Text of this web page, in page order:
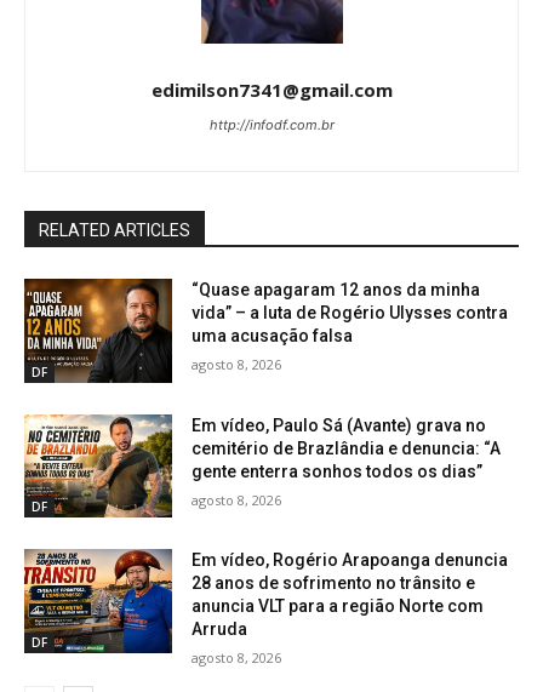
edimilson7341@gmail.com
http://infodf.com.br
RELATED ARTICLES
DF
“Quase apagaram 12 anos da minha
vida” – a luta de Rogério Ulysses contra
uma acusação falsa
agosto 8, 2026
DF
Em vídeo, Paulo Sá (Avante) grava no
cemitério de Brazlândia e denuncia: “A
gente enterra sonhos todos os dias”
agosto 8, 2026
DF
Em vídeo, Rogério Arapoanga denuncia
28 anos de sofrimento no trânsito e
anuncia VLT para a região Norte com
Arruda
agosto 8, 2026